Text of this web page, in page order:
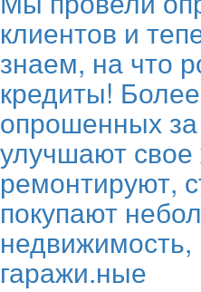
клиентов и
знаем, на что
кредиты!
опрошенных за
улучшают
ремонтируют,
покупают
гаражи.ные